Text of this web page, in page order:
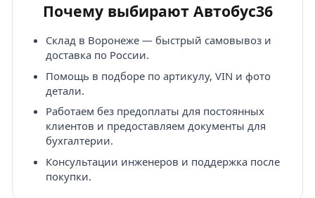
Почему выбирают Автобус36
Склад в Воронеже — быстрый самовывоз и
доставка по России.
Помощь в подборе по артикулу, VIN и фото
детали.
Работаем без предоплаты для постоянных
клиентов и предоставляем документы для
бухгалтерии.
Консультации инженеров и поддержка после
покупки.